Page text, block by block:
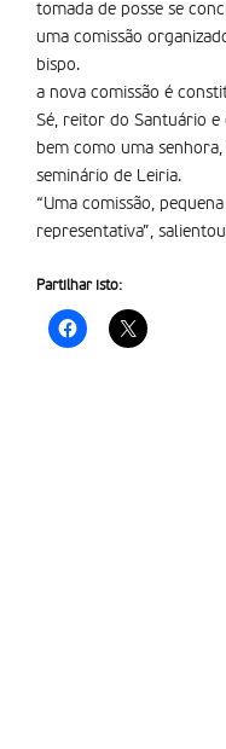
tomada de posse se
uma comissão
bispo.
a nova comissão é
Sé, reitor do Santuário
bem como uma
seminário de Leiria.
“Uma comissão,
representativa”,
Partilhar isto: